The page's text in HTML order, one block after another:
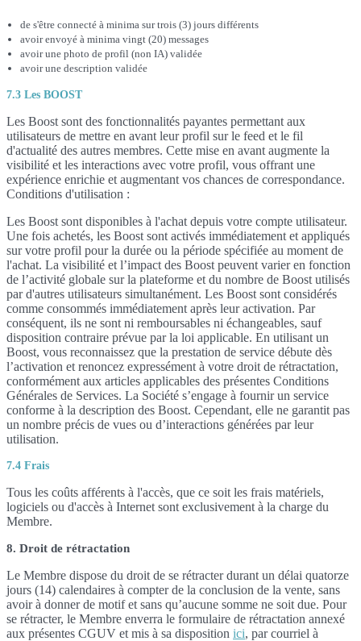
de s'être connecté à minima sur trois (3) jours différents
avoir envoyé à minima vingt (20) messages
avoir une photo de profil (non IA) validée
avoir une description validée
7.3 Les BOOST
Les Boost sont des fonctionnalités payantes permettant aux
utilisateurs de mettre en avant leur profil sur le feed et le fil
d'actualité des autres membres. Cette mise en avant augmente la
visibilité et les interactions avec votre profil, vous offrant une
expérience enrichie et augmentant vos chances de correspondance.
Conditions d'utilisation :
Les Boost sont disponibles à l'achat depuis votre compte utilisateur.
Une fois achetés, les Boost sont activés immédiatement et appliqués
sur votre profil pour la durée ou la période spécifiée au moment de
l'achat. La visibilité et l’impact des Boost peuvent varier en fonction
de l’activité globale sur la plateforme et du nombre de Boost utilisés
par d'autres utilisateurs simultanément. Les Boost sont considérés
comme consommés immédiatement après leur activation. Par
conséquent, ils ne sont ni remboursables ni échangeables, sauf
disposition contraire prévue par la loi applicable. En utilisant un
Boost, vous reconnaissez que la prestation de service débute dès
l’activation et renoncez expressément à votre droit de rétractation,
conformément aux articles applicables des présentes Conditions
Générales de Services. La Société s’engage à fournir un service
conforme à la description des Boost. Cependant, elle ne garantit pas
un nombre précis de vues ou d’interactions générées par leur
utilisation.
7.4 Frais
Tous les coûts afférents à l'accès, que ce soit les frais matériels,
logiciels ou d'accès à Internet sont exclusivement à la charge du
Membre.
8. Droit de rétractation
Le Membre dispose du droit de se rétracter durant un délai quatorze
jours (14) calendaires à compter de la conclusion de la vente, sans
avoir à donner de motif et sans qu’aucune somme ne soit due. Pour
se rétracter, le Membre enverra le formulaire de rétractation annexé
aux présentes CGUV et mis à sa disposition ici, par courriel à